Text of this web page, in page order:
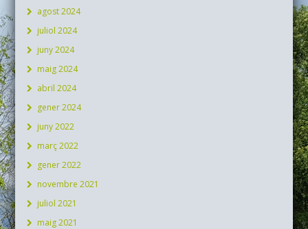
agost 2024
juliol 2024
juny 2024
maig 2024
abril 2024
gener 2024
juny 2022
març 2022
gener 2022
novembre 2021
juliol 2021
maig 2021